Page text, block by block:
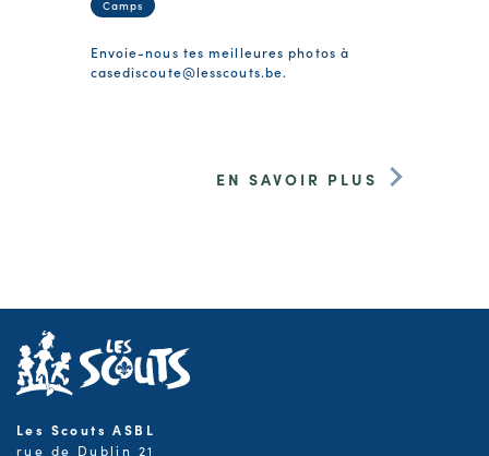
Camps
Envoie-nous tes meilleures photos à
casediscoute@lesscouts.be.
EN SAVOIR PLUS
Les Scouts ASBL
rue de Dublin 21